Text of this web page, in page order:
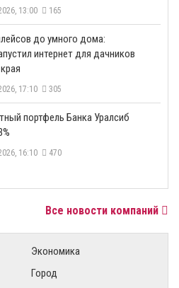
13:00 165
до умного дома:
интернет для дачников
17:10 305
портфель Банка Уралсиб
16:10 470
Все новости компаний
Экономика
Город